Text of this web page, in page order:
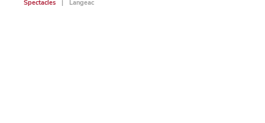
Spectacles Langeac